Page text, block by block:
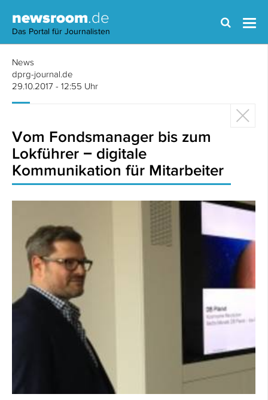
newsroom.de
Das Portal für Journalisten
News
dprg-journal.de
29.10.2017 - 12:55 Uhr
Vom Fondsmanager bis zum
Lokführer − digitale
Kommunikation für Mitarbeiter